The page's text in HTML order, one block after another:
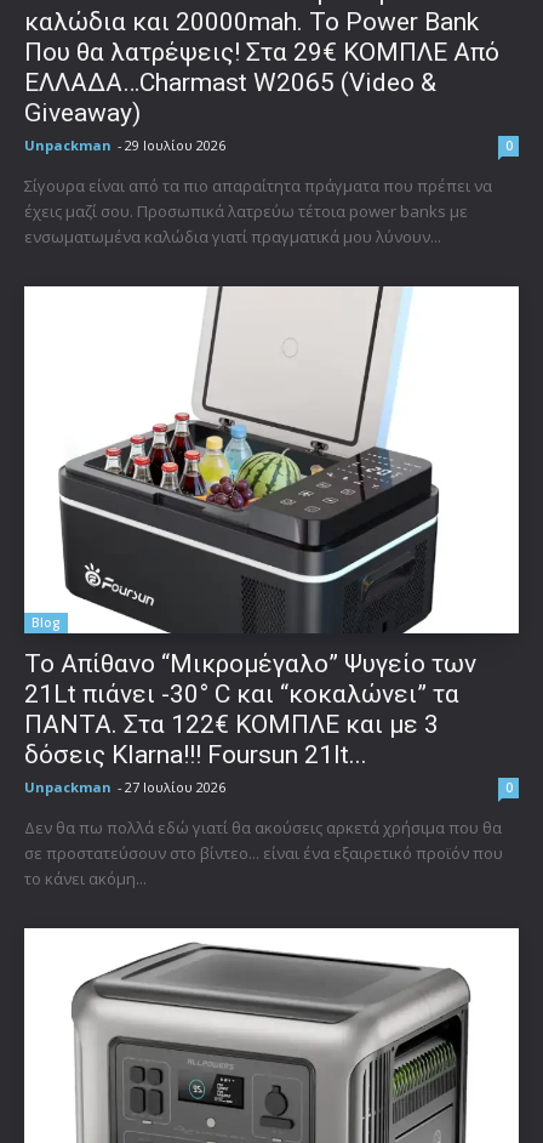
καλώδια και 20000mah. Το Power Bank
Που θα λατρέψεις! Στα 29€ ΚΟΜΠΛΕ Από
ΕΛΛΑΔΑ…Charmast W2065 (Video &
Giveaway)
Unpackman - 29 Ιουλίου 2026 0
Σίγουρα είναι από τα πιο απαραίτητα πράγματα που πρέπει να
έχεις μαζί σου. Προσωπικά λατρεύω τέτοια power banks με
ενσωματωμένα καλώδια γιατί πραγματικά μου λύνουν...
Blog
Το Απίθανο “Μικρομέγαλο” Ψυγείο των
21Lt πιάνει -30° C και “κοκαλώνει” τα
ΠΑΝΤΑ. Στα 122€ ΚΟΜΠΛΕ και με 3
δόσεις Klarna!!! Foursun 21lt...
Unpackman - 27 Ιουλίου 2026 0
Δεν θα πω πολλά εδώ γιατί θα ακούσεις αρκετά χρήσιμα που θα
σε προστατεύσουν στο βίντεο... είναι ένα εξαιρετικό προϊόν που
το κάνει ακόμη...